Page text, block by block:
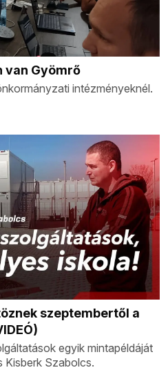
van Gyömrő
intézményeknél.
szeptembertől a
egyik mintapéldáját
Kisberk Szabolcs.